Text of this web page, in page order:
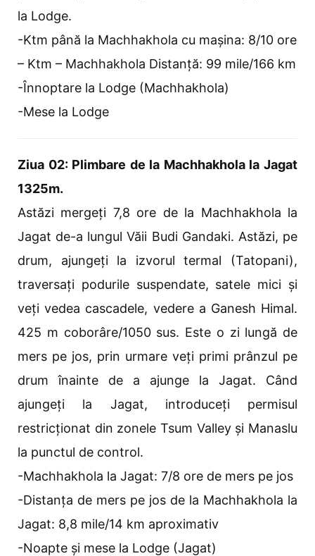
la Lodge.
-Ktm până la Machhakhola cu mașina: 8/10 ore
– Ktm – Machhakhola Distanță: 99 mile/166 km
-Înnoptare la Lodge (Machhakhola)
-Mese la Lodge
Ziua 02: Plimbare de la Machhakhola la Jagat
1325m.
Astăzi mergeți 7,8 ore de la Machhakhola la
Jagat de-a lungul Văii Budi Gandaki. Astăzi, pe
drum, ajungeți la izvorul termal (Tatopani),
traversați podurile suspendate, satele mici și
veți vedea cascadele, vedere a Ganesh Himal.
425 m coborâre/1050 sus. Este o zi lungă de
mers pe jos, prin urmare veți primi prânzul pe
drum înainte de a ajunge la Jagat. Când
ajungeți la Jagat, introduceți permisul
restricționat din zonele Tsum Valley și Manaslu
la punctul de control.
-Machhakhola la Jagat: 7/8 ore de mers pe jos
-Distanța de mers pe jos de la Machhakhola la
Jagat: 8,8 mile/14 km aproximativ
-Noapte și mese la Lodge (Jagat)